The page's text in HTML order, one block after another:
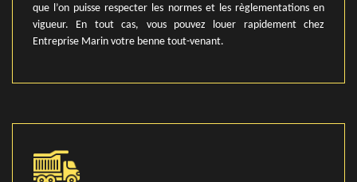
que l’on puisse respecter les normes et les règlementations en
vigueur. En tout cas, vous pouvez louer rapidement chez
Entreprise Marin votre benne tout-venant.